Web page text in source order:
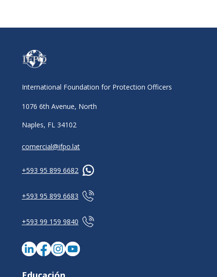
International Foundation for Protection Officers
1076 6th Avenue, North
Naples, FL 34102
comercial@ifpo.lat
+593 95 899 6682
+593 95 899 6683
+593 99 159 9840